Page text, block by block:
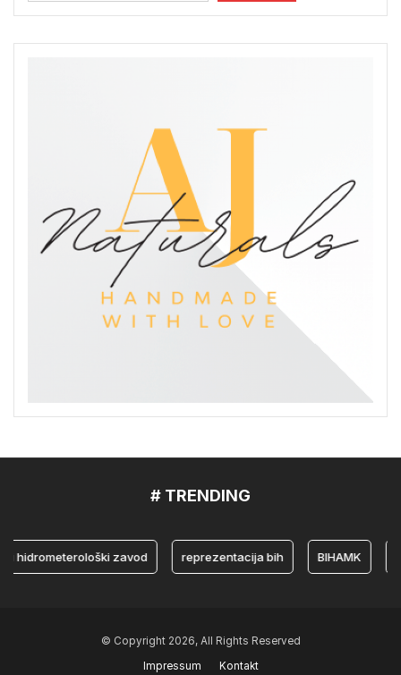
# TRENDING
zavod reprezentacija bih BIHAMK
© Copyright 2026, All Rights Reserved
Impressum
Kontakt